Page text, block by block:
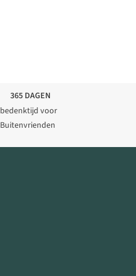
365 DAGEN
bedenktijd voor
Buitenvrienden